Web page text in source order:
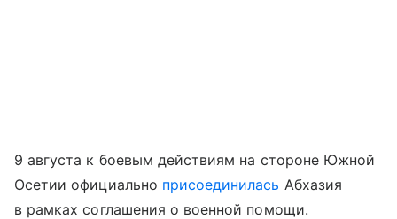
9 августа к боевым действиям на стороне Южной
Осетии официально присоединилась Абхазия
в рамках соглашения о военной помощи.